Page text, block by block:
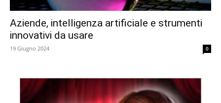
Aziende, intelligenza artificiale e strumenti
innovativi da usare
19 Giugno 2024 0